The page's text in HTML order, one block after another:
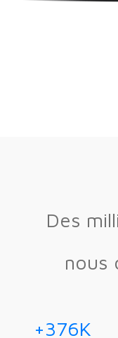
Des
nous
+376K